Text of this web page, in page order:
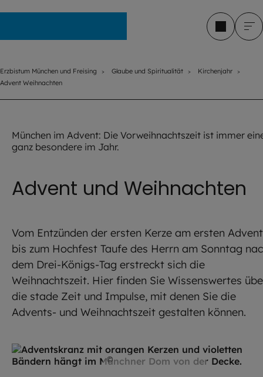
Erzbistum München und Freising Glaube und Spiritualität
Kirchenjahr
Advent Weihnachten
München im Advent: Die Vorweihnachtszeit ist immer
ganz besondere im Jahr.
Advent und Weihnachten
Vom Entzünden der ersten Kerze am ersten Advent
bis zum Hochfest Taufe des Herrn am Sonntag
dem Drei-Königs-Tag erstreckt sich die
Weihnachtszeit. Hier finden Sie Wissenswertes
die stade Zeit und Impulse, mit denen Sie die
Advents- und Weihnachtszeit gestalten können.
© Robert Kiderle / EOM